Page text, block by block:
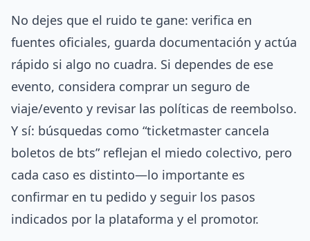
No dejes que el ruido te gane: verifica en
fuentes oficiales, guarda documentación y actúa
rápido si algo no cuadra. Si dependes de ese
evento, considera comprar un seguro de
viaje/evento y revisar las políticas de reembolso.
Y sí: búsquedas como “ticketmaster cancela
boletos de bts” reflejan el miedo colectivo, pero
cada caso es distinto—lo importante es
confirmar en tu pedido y seguir los pasos
indicados por la plataforma y el promotor.